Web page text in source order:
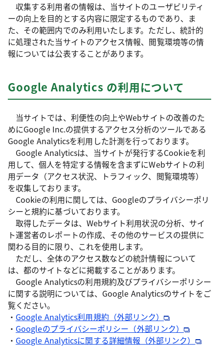
収集する利用者の情報は、当サイトのユーザビリティ
ーの向上を目的とする内容に限定するものであり、ま
た、その範囲内でのみ利用いたします。ただし、統計的
に処理された当サイトのアクセス情報、閲覧環境等の情
報については公表することがあります。
Google Analytics の利用について
当サイトでは、利便性の向上やWebサイトの改善のた
めにGoogle Inc.の提供するアクセス分析のツールである
Google Analyticsを利用した計測を行っております。
Google Analyticsは、当サイトが発行するCookieを利
用して、個人を特定する情報を含まずにWebサイトの利
用データ（アクセス状況、トラフィック、閲覧環境等）
を収集しております。
Cookieの利用に関しては、Googleのプライバシーポリ
シーと規約に基づいております。
取得したデータは、Webサイト利用状況の分析、サイ
ト運営者のレポートの作成、その他のサービスの提供に
関わる目的に限り、これを使用します。
ただし、全体のアクセス数などの統計情報について
は、都のサイトなどに掲載することがあります。
Google Analyticsの利用規約及びプライバシーポリシー
に関する説明については、Google Analyticsのサイトをご
覧ください。
・ Google Analytics利用規約（外部リンク）
・ Googleのプライバシーポリシー（外部リンク）
・ Google Analyticsに関する詳細情報（外部リンク）